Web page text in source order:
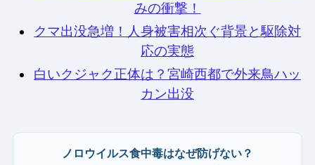
みの衝撃！
クマ出没急増！人身被害相次ぐ背景と駆除対
応の実態
白いクジャク正体は？宮崎西都で外来鳥ハッ
カン出没
ノロウイルス食中毒はなぜ防げない？